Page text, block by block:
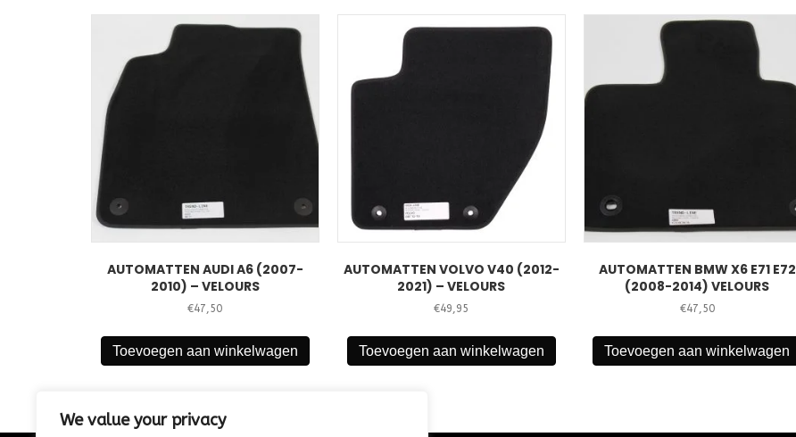
We value your privacy
AUTOMATTEN AUDI A6 (2007-
2010) – VELOURS
€47,50
Toevoegen aan winkelwagen
AUTOMATTEN VOLVO V40 (2012-
2021) – VELOURS
€49,95
Toevoegen aan winkelwagen
AUTOMATTEN BMW X6 E71 E72
(2008-2014) VELOURS
€47,50
Toevoegen aan winkelwagen